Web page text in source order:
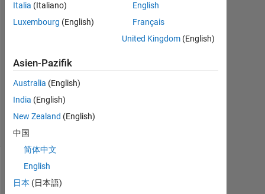
Antwort
Aktualisiert
27 Nov.
6
Ansichten
(30 Tage)
Italia (Italiano)
Luxembourg (English)
English
Français
United Kingdom (English)
Asien-Pazifik
Australia (English)
India (English)
New Zealand (English)
中国
简体中文
English
日本 (日本語)